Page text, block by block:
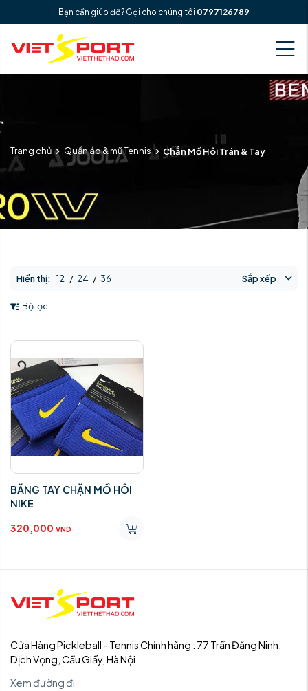
Bạn cần giúp đỡ? Gọi cho chúng tôi 0797126789
Trang chủ Quần áo & mũ Tennis Chắn Mồ Hôi Trán & Tay
Hiển thị: 12 / 24 / 36 Sắp xếp
Bộ lọc
BĂNG TAY CHẶN MỒ HÔI
NIKE
320,000 VND
Cửa Hàng Pickleball - Tennis Chính hãng : 77 Trần Đăng Ninh,
Dịch Vọng, Cầu Giấy, Hà Nội
Xem đường đi